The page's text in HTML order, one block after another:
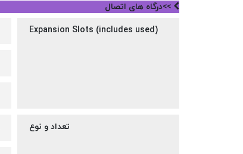
>>درگاه های اتصال
Expansion Slots (includes used)
تعداد و نوع